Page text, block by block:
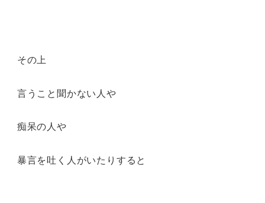
その上
言うこと聞かない人や
痴呆の人や
暴言を吐く人がいたりすると